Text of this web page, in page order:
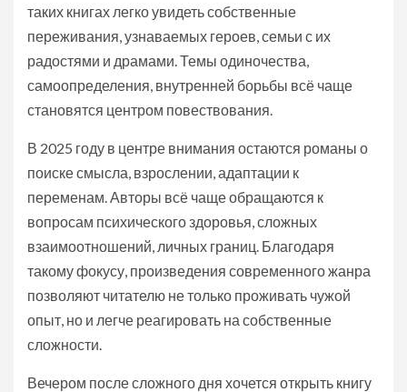
таких книгах легко увидеть собственные
переживания, узнаваемых героев, семьи с их
радостями и драмами. Темы одиночества,
самоопределения, внутренней борьбы всё чаще
становятся центром повествования.
В 2025 году в центре внимания остаются романы о
поиске смысла, взрослении, адаптации к
переменам. Авторы всё чаще обращаются к
вопросам психического здоровья, сложных
взаимоотношений, личных границ. Благодаря
такому фокусу, произведения современного жанра
позволяют читателю не только проживать чужой
опыт, но и легче реагировать на собственные
сложности.
Вечером после сложного дня хочется открыть книгу